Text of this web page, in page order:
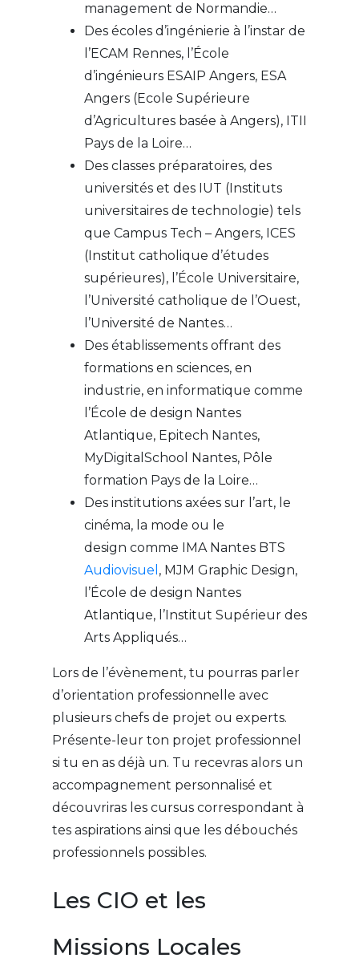
management de Normandie…
Des écoles d’ingénierie à l’instar de
l’ECAM Rennes, l’École
d’ingénieurs ESAIP Angers, ESA
Angers (Ecole Supérieure
d’Agricultures basée à Angers), ITII
Pays de la Loire…
Des classes préparatoires, des
universités et des IUT (Instituts
universitaires de technologie) tels
que Campus Tech – Angers, ICES
(Institut catholique d’études
supérieures), l’École Universitaire,
l’Université catholique de l’Ouest,
l’Université de Nantes…
Des établissements offrant des
formations en sciences, en
industrie, en informatique comme
l’École de design Nantes
Atlantique, Epitech Nantes,
MyDigitalSchool Nantes, Pôle
formation Pays de la Loire…
Des institutions axées sur l’art, le
cinéma, la mode ou le
design comme IMA Nantes BTS
Audiovisuel , MJM Graphic Design,
l’École de design Nantes
Atlantique, l’Institut Supérieur des
Arts Appliqués…
Lors de l’évènement, tu pourras parler
d’orientation professionnelle avec
plusieurs chefs de projet ou experts.
Présente-leur ton projet professionnel
si tu en as déjà un. Tu recevras alors un
accompagnement personnalisé et
découvriras les cursus correspondant à
tes aspirations ainsi que les débouchés
professionnels possibles.
Les CIO et les
Missions Locales